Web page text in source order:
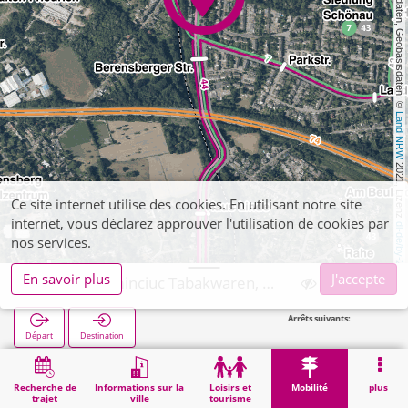
, Kartendaten, Geobasisdaten: ©
Land NRW
2021, Lizenz
dl-de/by-2-0
Recherche de
trajet
Informations sur la
ville
Loisirs et
tourisme
Mobilité plus
Départ Destination
Démarrage Vente de billets Aachen, Siminciuc Tabakwaren, Zeitschriften
Ce site internet utilise des cookies. En utilisant notre site
internet, vous déclarez approuver l'utilisation de cookies par
nos services.
En savoir plus
J'accepte